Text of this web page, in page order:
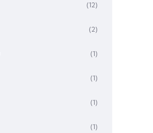
(12)
(2)
(1)
(1)
(1)
(1)